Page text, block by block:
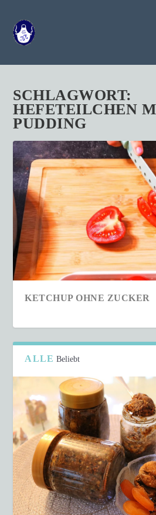
SCHLAGWORT:
HEFETEILCHEN
PUDDING
KETCHUP OHNE ZUCKER
SCHNELLER COUSCOUS-
MINUTEN
ALLE Beliebt